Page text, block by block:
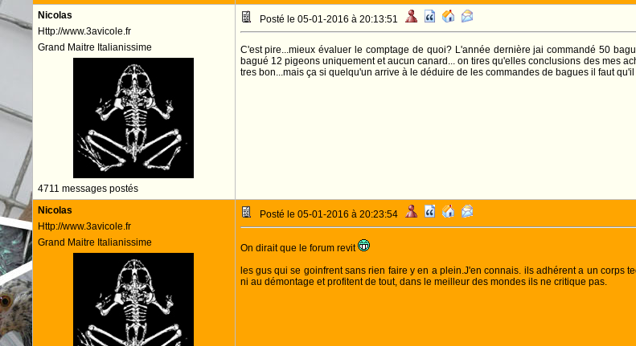
Nicolas
Http://www.3avicole.fr
Grand Maitre Italianissime
4711 messages postés
Posté le 05-01-2016 à 20:13:51
C'est pire...mieux évaluer le comptage de quoi? L'année dernière jai commandé 50
bagué 12 pigeons uniquement et aucun canard... on tires qu'elles conclusions des mes
tres bon...mais ça si quelqu'un arrive à le déduire de les commandes de bagues il faut
Nicolas
Http://www.3avicole.fr
Grand Maitre Italianissime
Posté le 05-01-2016 à 20:23:54
On dirait que le forum revit
les gus qui se goinfrent sans rien faire y en a plein.J'en connais. ils adhérent a un
ni au démontage et profitent de tout, dans le meilleur des mondes ils ne critique pas.